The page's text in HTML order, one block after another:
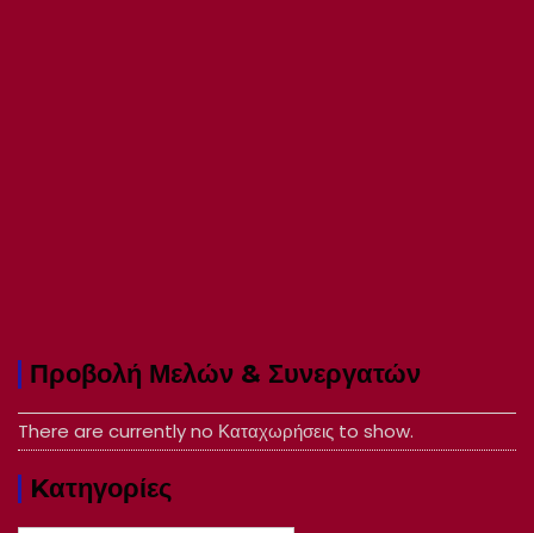
Προβολή Μελών & Συνεργατών
There are currently no Καταχωρήσεις to show.
Kατηγορίες